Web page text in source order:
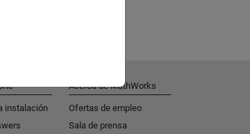
instalación
Acerca de MathWorks
Ofertas de empleo
Sala de prensa